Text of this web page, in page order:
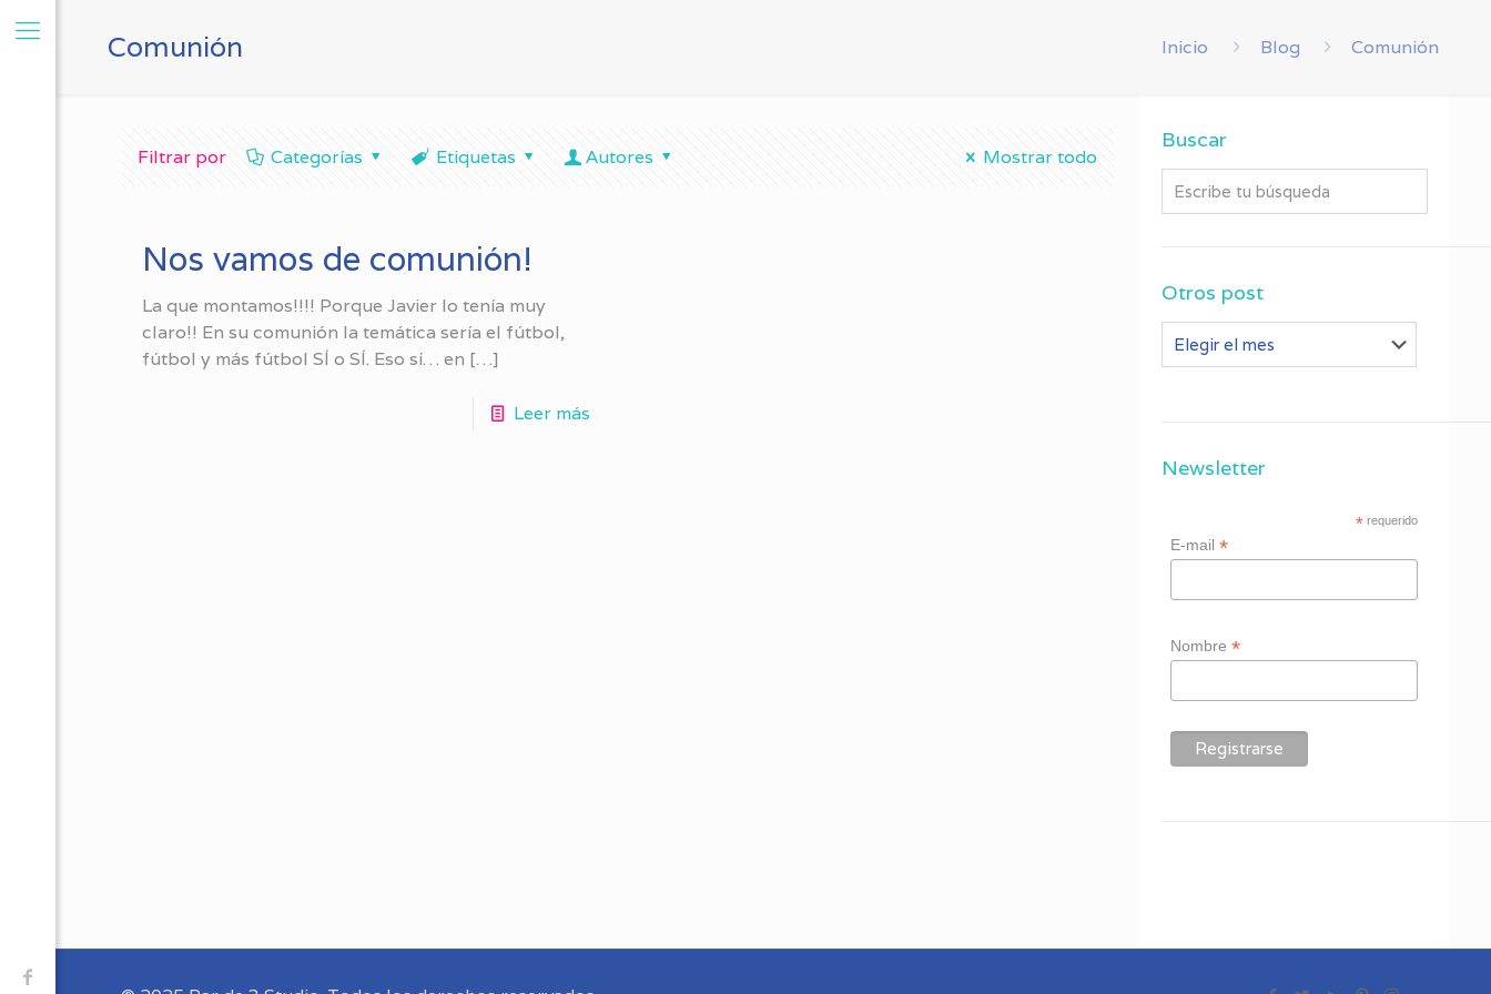
Comunión Inicio Blog Comunión
Filtrar por Categorías Etiquetas Autores Mostrar todo
Nos vamos de comunión!
La que montamos!!!! Porque Javier lo tenía muy
claro!! En su comunión la temática sería el fútbol,
fútbol y más fútbol SÍ o SÍ. Eso sí… en […]
Leer más
Buscar
Otros post
Otros
Newsletter
*requerido
E-mail *
Nombre *